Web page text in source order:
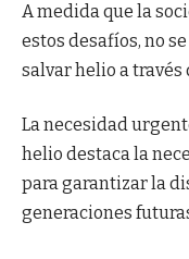
A medida que la
estos desafíos, no
salvar helio a
La necesidad
helio destaca la
para garantizar la
generaciones